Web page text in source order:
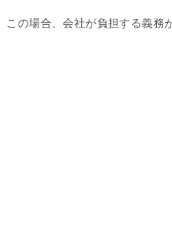
この場合、会社が負担する義務